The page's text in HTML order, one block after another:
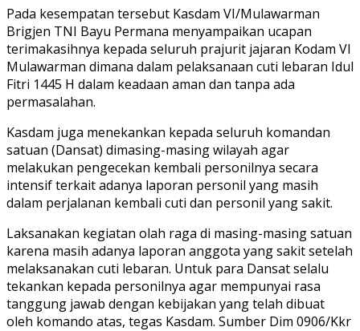
Pada kesempatan tersebut Kasdam VI/Mulawarman
Brigjen TNI Bayu Permana menyampaikan ucapan
terimakasihnya kepada seluruh prajurit jajaran Kodam VI
Mulawarman dimana dalam pelaksanaan cuti lebaran Idul
Fitri 1445 H dalam keadaan aman dan tanpa ada
permasalahan.
Kasdam juga menekankan kepada seluruh komandan
satuan (Dansat) dimasing-masing wilayah agar
melakukan pengecekan kembali personilnya secara
intensif terkait adanya laporan personil yang masih
dalam perjalanan kembali cuti dan personil yang sakit.
Laksanakan kegiatan olah raga di masing-masing satuan
karena masih adanya laporan anggota yang sakit setelah
melaksanakan cuti lebaran. Untuk para Dansat selalu
tekankan kepada personilnya agar mempunyai rasa
tanggung jawab dengan kebijakan yang telah dibuat
oleh komando atas, tegas Kasdam. Sumber Dim 0906/Kkr